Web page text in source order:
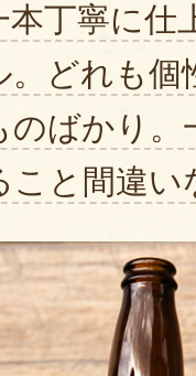
本丁寧に仕
。どれも個
のばかり。
こと間違い